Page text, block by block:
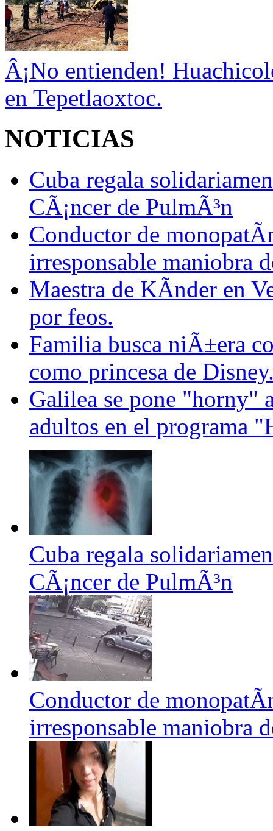
Â¡No entienden!
en Tepetlaoxtoc.
NOTICIAS
Cuba regala
CÃ¡ncer de PulmÃ³n
Conductor de
irresponsable maniobra
Maestra de KÃ­nder en
por feos.
Familia busca niÃ±era
como princesa de
Galilea se pone "horny"
adultos en el programa
Cuba regala
CÃ¡ncer de PulmÃ³n
Conductor de
irresponsable maniobra